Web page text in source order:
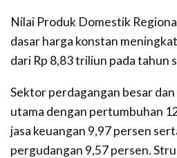
Nilai Produk Domestik
dasar harga konstan
dari Rp 8,83 triliun pada tahun
Sektor perdagangan besar
utama dengan pertumbuhan
jasa keuangan 9,97 persen
pergudangan 9,57 persen.